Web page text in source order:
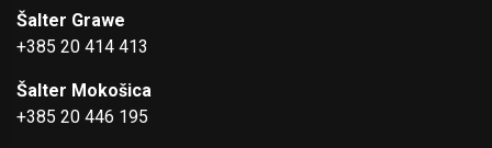
Šalter Grawe
+385 20 414 413
Šalter Mokošica
+385 20 446 195